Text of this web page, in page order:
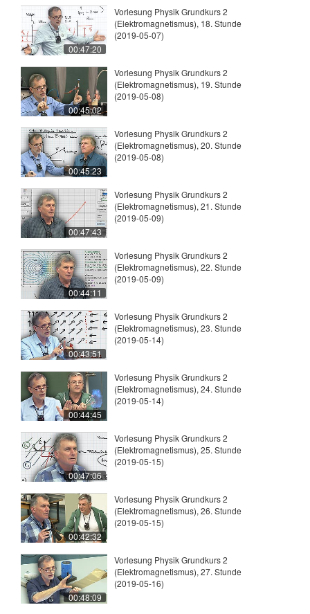
00:47:20
Vorlesung Physik Grundkurs 2
(Elektromagnetismus), 18. Stunde
(2019-05-07)
00:45:02
Vorlesung Physik Grundkurs 2
(Elektromagnetismus), 19. Stunde
(2019-05-08)
00:45:23
Vorlesung Physik Grundkurs 2
(Elektromagnetismus), 20. Stunde
(2019-05-08)
00:47:43
Vorlesung Physik Grundkurs 2
(Elektromagnetismus), 21. Stunde
(2019-05-09)
00:44:11
Vorlesung Physik Grundkurs 2
(Elektromagnetismus), 22. Stunde
(2019-05-09)
00:43:51
Vorlesung Physik Grundkurs 2
(Elektromagnetismus), 23. Stunde
(2019-05-14)
00:44:45
Vorlesung Physik Grundkurs 2
(Elektromagnetismus), 24. Stunde
(2019-05-14)
00:47:06
Vorlesung Physik Grundkurs 2
(Elektromagnetismus), 25. Stunde
(2019-05-15)
00:42:32
Vorlesung Physik Grundkurs 2
(Elektromagnetismus), 26. Stunde
(2019-05-15)
00:48:09
Vorlesung Physik Grundkurs 2
(Elektromagnetismus), 27. Stunde
(2019-05-16)